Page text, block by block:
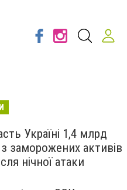
Україні 1,4 млрд
заморожених активів
нічної атаки